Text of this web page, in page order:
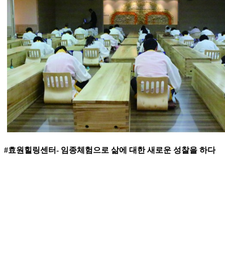
#효원힐링센터- 임종체험으로 삶에 대한 새로운 성찰을 하다